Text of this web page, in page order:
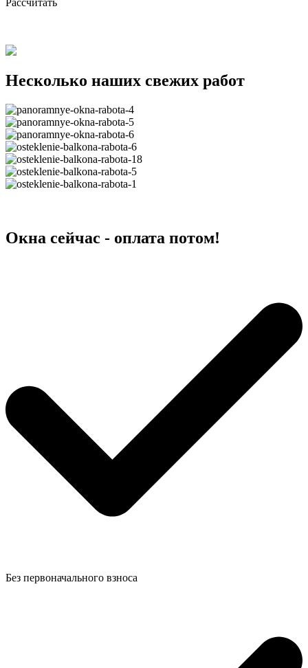
Несколько наших свежих работ
Окна сейчас - оплата потом!
Без первоначального взноса